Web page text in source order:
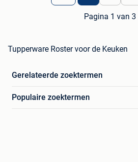
Pagina 1 van 3
Tupperware Roster voor de Keuken
Gerelateerde zoektermen
Populaire zoektermen